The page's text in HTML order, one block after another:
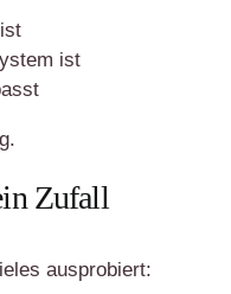
ist
Zufall
ausprobiert: